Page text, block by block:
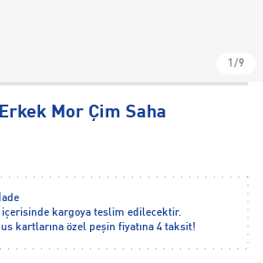
1/9
Mor Çim Saha
kargoya teslim edilecektir.
kartlarına özel peşin fiyatına 4 taksit!